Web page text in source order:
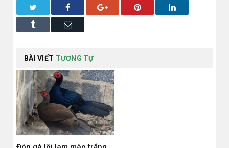
Facebook Google+ Pinterest LinkedIn
Tumblr Email
BÀI VIẾT TƯƠNG TỰ